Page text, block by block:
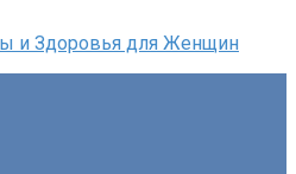
питания и народной
и обретению женского